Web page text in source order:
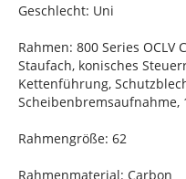
Geschlecht: Uni
Rahmen: 800 Series OCLV
Staufach, konisches
Kettenführung,
Scheibenbremsaufnahme,
Rahmengröße: 62
Rahmenmaterial: Carbon